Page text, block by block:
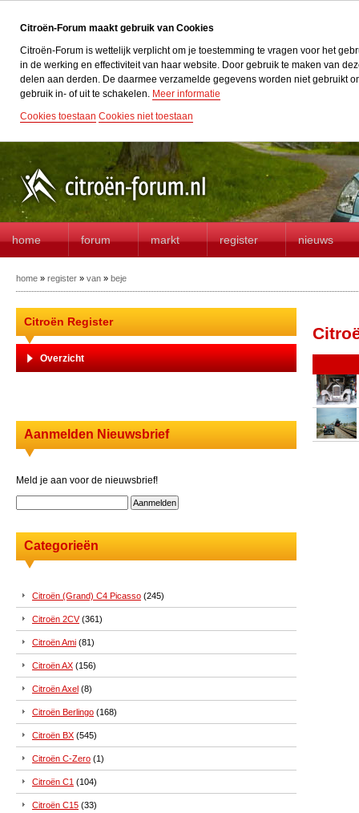
Citroën-Forum maakt gebruik van Cookies
Citroën-Forum is wettelijk verplicht om je toestemming te vragen voor het
in de werking en effectiviteit van haar website. Door gebruik te maken van
delen aan derden. De daarmee verzamelde gegevens worden niet gebruikt
gebruik in- of uit te schakelen. Meer informatie
Cookies toestaan Cookies niet toestaan
home forum markt register nieuws
home » register » van » beje
Citroën Register
Overzicht
Aanmelden Nieuwsbrief
Meld je aan voor de nieuwsbrief!
Categorieën
Citroën (Grand) C4 Picasso (245)
Citroën 2CV(361)
Citroën Ami (81)
Citroën AX (156)
Citroën Axel (8)
Citroën Berlingo (168)
Citroën BX (545)
Citroën C-Zero (1)
Citroën C1 (104)
Citroën C15 (33)